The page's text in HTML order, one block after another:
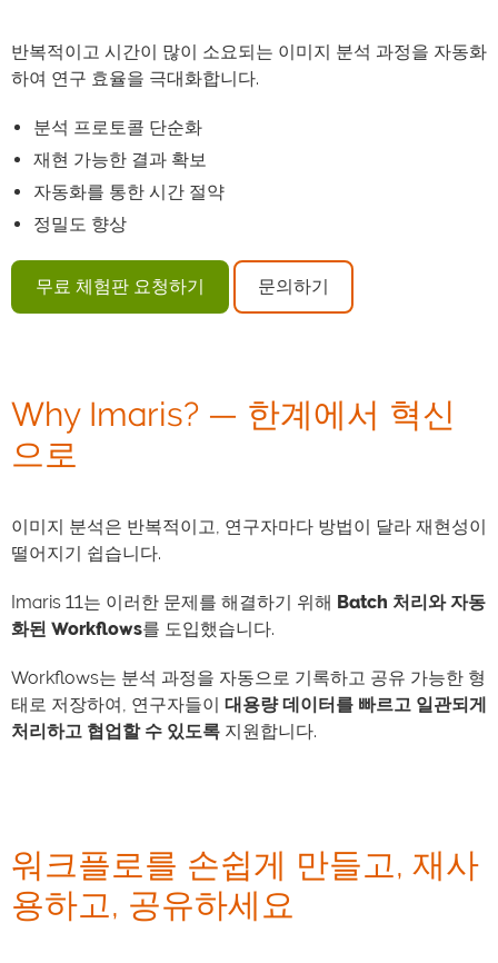
반복적이고 시간이 많이 소요되는 이미지 분석 과정을 자동화
하여 연구 효율을 극대화합니다.
분석 프로토콜 단순화
재현 가능한 결과 확보
자동화를 통한 시간 절약
정밀도 향상
무료 체험판 요청하기 문의하기
Why Imaris? — 한계에서 혁신
으로
이미지 분석은 반복적이고, 연구자마다 방법이 달라 재현성이
떨어지기 쉽습니다.
Imaris 11는 이러한 문제를 해결하기 위해 Batch 처리와 자동
화된 Workflows를 도입했습니다.
Workflows는 분석 과정을 자동으로 기록하고 공유 가능한 형
태로 저장하여, 연구자들이 대용량 데이터를 빠르고 일관되게
처리하고 협업할 수 있도록 지원합니다.
워크플로를 손쉽게 만들고, 재사
용하고, 공유하세요